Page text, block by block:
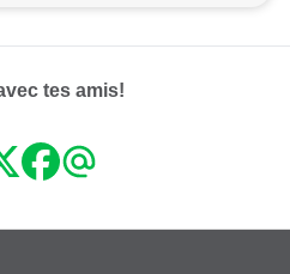
tes amis!